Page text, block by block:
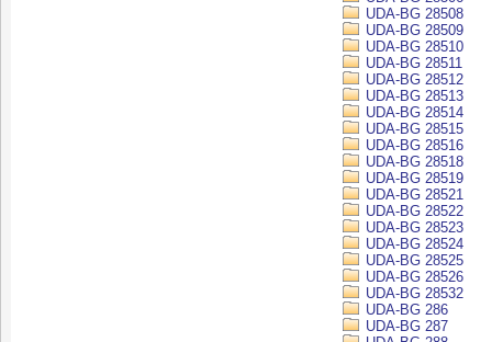
UDA-BG 28508
UDA-BG 28509
UDA-BG 28510
UDA-BG 28511
UDA-BG 28512
UDA-BG 28513
UDA-BG 28514
UDA-BG 28515
UDA-BG 28516
UDA-BG 28518
UDA-BG 28519
UDA-BG 28521
UDA-BG 28522
UDA-BG 28523
UDA-BG 28524
UDA-BG 28525
UDA-BG 28526
UDA-BG 28532
UDA-BG 286
UDA-BG 287